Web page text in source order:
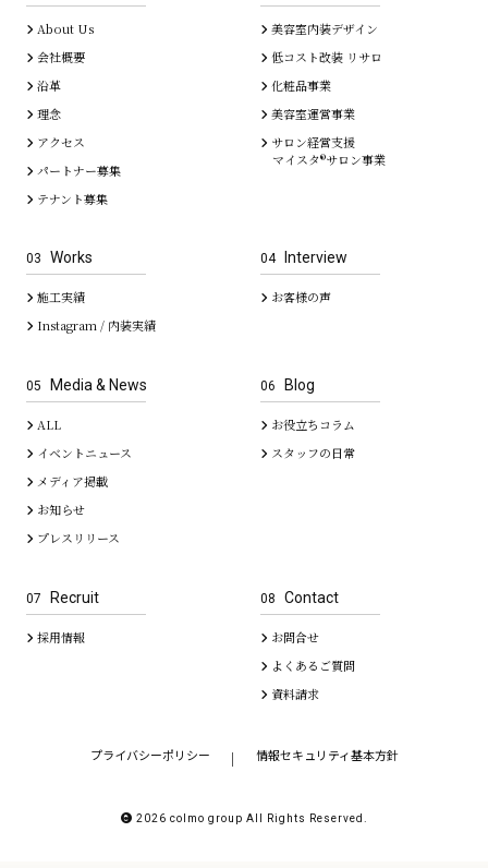
About Us
会社概要
沿革
理念
アクセス
パートナー募集
テナント募集
美容室内装デザイン
低コスト改装 リサロ
化粧品事業
美容室運営事業
サロン経営支援
マイスタ®サロン事業
03 Works
施工実績
Instagram / 内装実績
04 Interview
お客様の声
05 Media & News
ALL
イベントニュース
メディア掲載
お知らせ
プレスリリース
06 Blog
お役立ちコラム
スタッフの日常
07 Recruit
採用情報
08 Contact
お問合せ
よくあるご質問
資料請求
プライバシーポリシー ｜ 情報セキュリティ基本方針
2026 colmo group All Rights Reserved.